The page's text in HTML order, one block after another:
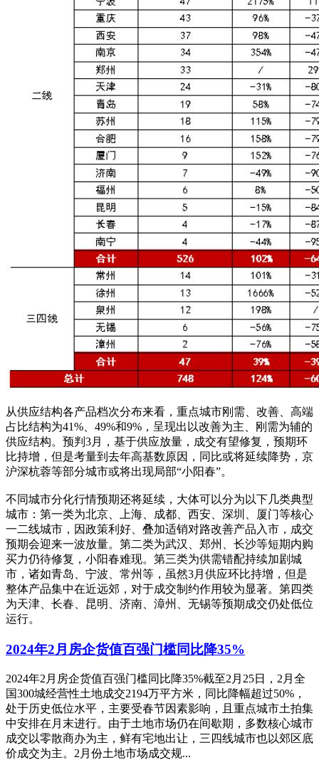
从供应结构各产品档次分布来看，重点城市刚需、改善、高端
占比结构为41%、49%和9%，呈现出以改善为主、刚需为辅的
供应结构。预判3月，基于供应放量，成交有望修复，预期环
比持增，但是考量到去年高基数原因，同比或将延续降势，京
沪深杭蓉等部分城市或将出现局部“小阳春”。
不同城市分化行情预期还将延续，大体可以分为以下几类典型
城市：第一类为北京、上海、成都、西安、深圳、厦门等核心
一二线城市，因政策利好、叠加适销对路改善产品入市，成交
预期会迎来一波放量。第二类为武汉、郑州、长沙等短期内购
买力仍待修复，小阳春难现。第三类为供需错配持续加剧城
市，诸如青岛、宁波、常州等，虽然3月供应环比持增，但是
整体产品集中在近远郊，对于成交制约作用较为显著。第四类
为天津、长春、昆明、济南、漳州、无锡等预期成交仍处低位
运行。
2024年2月房企货值百强门槛同比降35%
2024年2月房企货值百强门槛同比降35%截至2月25日，2月全
国300城经营性土地成交2194万平方米，同比降幅超过50%，
处于历史低位水平，主要受春节因素影响，且重点城市土拍集
中安排在月末进行。由于土地市场仍在间歇期，多数核心城市
成交以零散商办为主，鲜有宅地出让，三四线城市也以郊区底
价成交为主。2月份土地市场成交规...